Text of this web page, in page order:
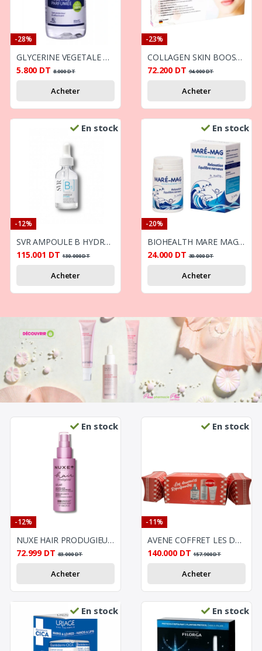
-28%
GLYCERINE VEGETALE PARFUMEE 90ML
5.800 DT 8.000DT
Acheter
-23%
COLLAGEN SKIN BOOST 10 AMPOULES
72.200 DT 94.000DT
Acheter
En stock
-12%
SVR AMPOULE B HYDRA PEAU SENSIBLE 30ML
115.001 DT 130.000DT
Acheter
En stock
-20%
BIOHEALTH MARE MAG BTE 60
24.000 DT 30.000DT
Acheter
En stock
-12%
NUXE HAIR PRODUGIEUX - LE LAIT DEMELANT SANS RINCAGE 100ML
72.999 DT 83.000DT
Acheter
En stock
-11%
AVENE COFFRET LES DOUCEURS RELIPIDANTES
140.000 DT 157.900DT
Acheter
En stock En stock